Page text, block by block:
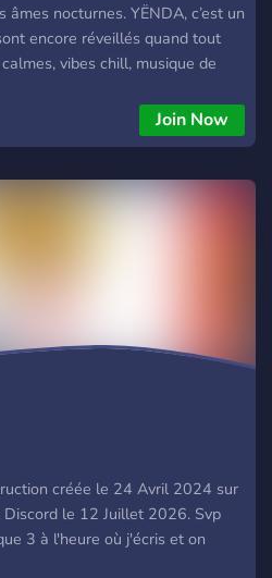
nocturnes. YËNDA, c’est un
encore réveillés quand tout
vibes chill, musique de
du soir ☕ Pour ceux qui vivent
pas de drama. Juste des gens
staff !
Join Now
créée le 24 Avril 2024 sur
le 12 Juillet 2026. Svp
3 à l'heure où j'écris et on